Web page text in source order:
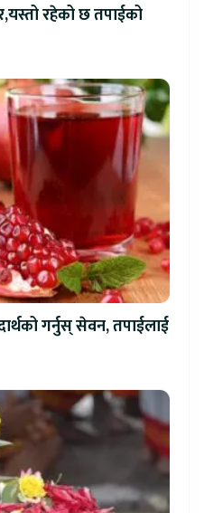
रहेको छ तपाईको
गर्नुस् सेवन, तपाईलाई